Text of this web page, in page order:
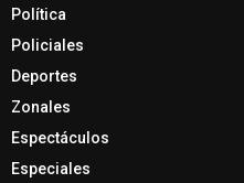
Política
Policiales
Deportes
Zonales
Espectáculos
Especiales